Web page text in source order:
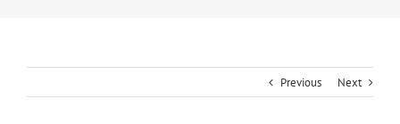
Previous Next